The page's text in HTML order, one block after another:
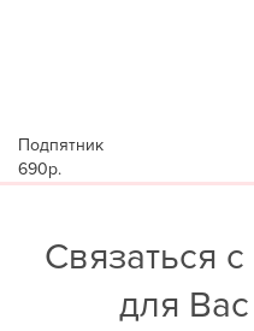
Подпятник
690р.
Связаться
для